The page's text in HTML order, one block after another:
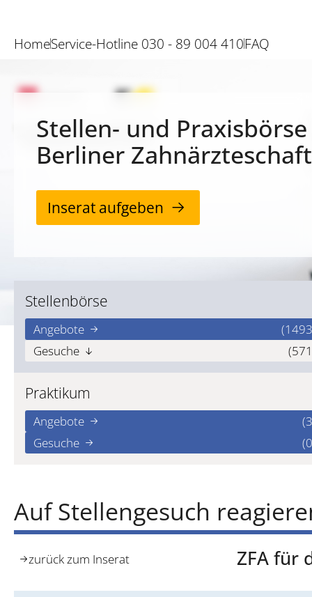
HomeService-Hotline 030 - 89 004 410FAQ
Stellen- und
Berliner Zahnärzteschaft
Inserat aufgeben
Stellenbörse
Angebote
Gesuche
Praktikum
Angebote
Gesuche
Auf Stellengesuch
zurück zum Inserat ZFA für